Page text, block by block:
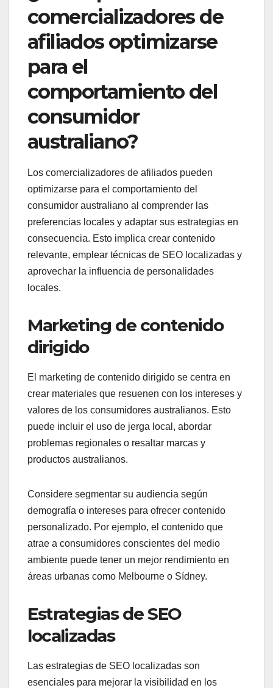
comercializadores de
afiliados optimizarse
para el
comportamiento del
consumidor
australiano?
Los comercializadores de afiliados pueden
optimizarse para el comportamiento del
consumidor australiano al comprender las
preferencias locales y adaptar sus estrategias en
consecuencia. Esto implica crear contenido
relevante, emplear técnicas de SEO localizadas y
aprovechar la influencia de personalidades
locales.
Marketing de contenido
dirigido
El marketing de contenido dirigido se centra en
crear materiales que resuenen con los intereses y
valores de los consumidores australianos. Esto
puede incluir el uso de jerga local, abordar
problemas regionales o resaltar marcas y
productos australianos.
Considere segmentar su audiencia según
demografía o intereses para ofrecer contenido
personalizado. Por ejemplo, el contenido que
atrae a consumidores conscientes del medio
ambiente puede tener un mejor rendimiento en
áreas urbanas como Melbourne o Sídney.
Estrategias de SEO
localizadas
Las estrategias de SEO localizadas son
esenciales para mejorar la visibilidad en los